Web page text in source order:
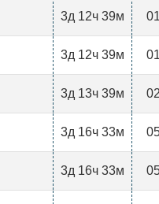
3д 12ч 39м
3д 12ч 39м
3д 13ч 39м
3д 16ч 33м
3д 16ч 33м